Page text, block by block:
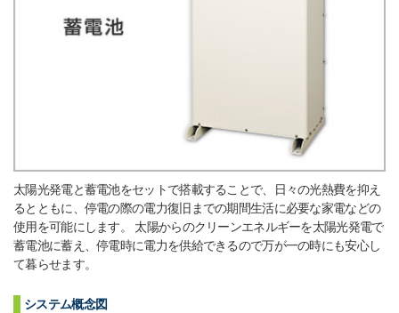
太陽光発電と蓄電池をセットで搭載することで、日々の光熱費を抑え
るとともに、停電の際の電力復旧までの期間生活に必要な家電などの
使用を可能にします。 太陽からのクリーンエネルギーを太陽光発電で
蓄電池に蓄え、停電時に電力を供給できるので万が一の時にも安心し
て暮らせます。
システム概念図